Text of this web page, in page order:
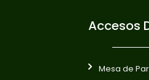
Accesos
Mesa de